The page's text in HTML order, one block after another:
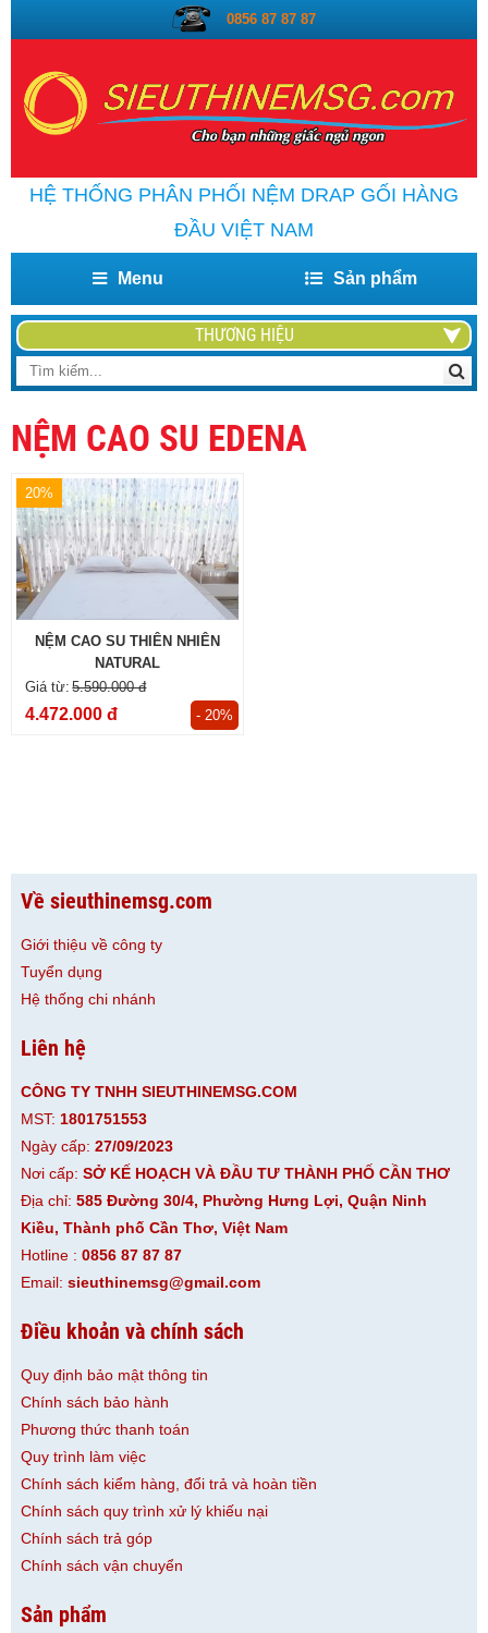
0856 87 87 87
HỆ THỐNG PHÂN PHỐI NỆM DRAP GỐI HÀNG
ĐẦU VIỆT NAM
Menu Sản phẩm
THƯƠNG HIỆU
NỆM CAO SU EDENA
20%
NỆM CAO SU THIÊN NHIÊN
NATURAL
5.590.000 đ
4.472.000 đ - 20%
Về sieuthinemsg.com
Giới thiệu về công ty
Tuyển dụng
Hệ thống chi nhánh
Liên hệ
CÔNG TY TNHH SIEUTHINEMSG.COM
MST: 1801751553
Ngày cấp: 27/09/2023
Nơi cấp: SỞ KẾ HOẠCH VÀ ĐẦU TƯ THÀNH PHỐ CẦN THƠ
Địa chỉ: 585 Đường 30/4, Phường Hưng Lợi, Quận Ninh
Kiều, Thành phố Cần Thơ, Việt Nam
Hotline : 0856 87 87 87
Email: sieuthinemsg@gmail.com
Điều khoản và chính sách
Quy định bảo mật thông tin
Chính sách bảo hành
Phương thức thanh toán
Quy trình làm việc
Chính sách kiểm hàng, đổi trả và hoàn tiền
Chính sách quy trình xử lý khiếu nại
Chính sách trả góp
Chính sách vận chuyển
Sản phẩm